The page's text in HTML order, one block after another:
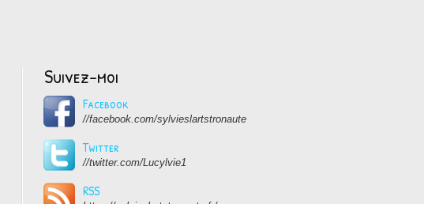
Suivez-moi
Facebook
//facebook.com/sylvieslartstronaute
Twitter
//twitter.com/Lucylvie1
RSS